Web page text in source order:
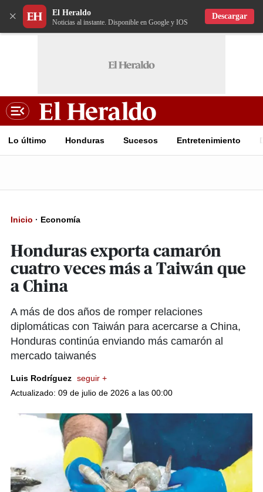
× El Heraldo
Noticias al instante. Disponible en Google y IOS
Descargar
Lo último Honduras Sucesos Entretenimiento
Inicio · Economía
Honduras exporta camarón
cuatro veces más a Taiwán que
a China
A más de dos años de romper relaciones
diplomáticas con Taiwán para acercarse a China,
Honduras continúa enviando más camarón al
mercado taiwanés
Luis Rodríguez seguir +
Actualizado: 09 de julio de 2026 a las 00:00